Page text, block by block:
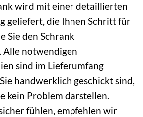
wird mit einer detaillierten
geliefert, die Ihnen Schritt für
Sie den Schrank
Alle notwendigen
sind im Lieferumfang
handwerklich geschickt sind,
kein Problem darstellen.
fühlen, empfehlen wir